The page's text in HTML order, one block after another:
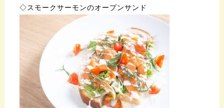
◇スモークサーモンのオープンサンド